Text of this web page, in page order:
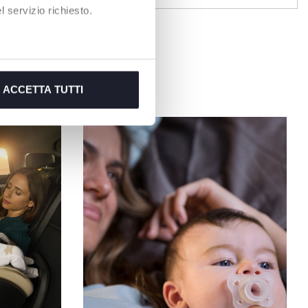
servizio richiesto.
ACCETTA TUTTI